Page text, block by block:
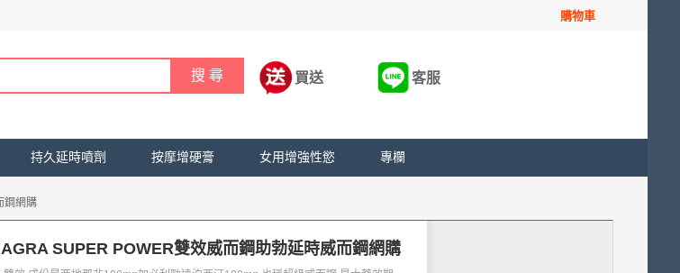
購物車
買送 客服
持久延時噴劑 按摩增硬膏 女用增強性慾 專欄
鋼網購
SUPER POWER雙效威而鋼助勃延時威而鋼網購